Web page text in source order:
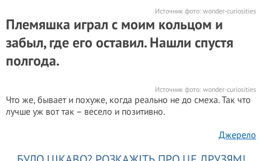
Источник фото: wonder-curiosities
Племяшка играл с моим кольцом и
забыл, где его оставил. Нашли спустя
полгода.
Источник фото: wonder-curiosities
Что же, бывает и похуже, когда реально не до смеха. Так что
лучше уж вот так – весело и позитивно.
Джерело